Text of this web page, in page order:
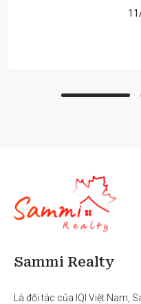
Sammi Realty
Là đối tác của IQI Việt Nam,